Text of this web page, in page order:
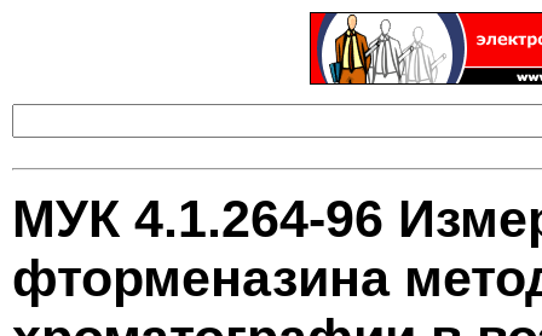
МУК 4.1.264-96
фторменазина